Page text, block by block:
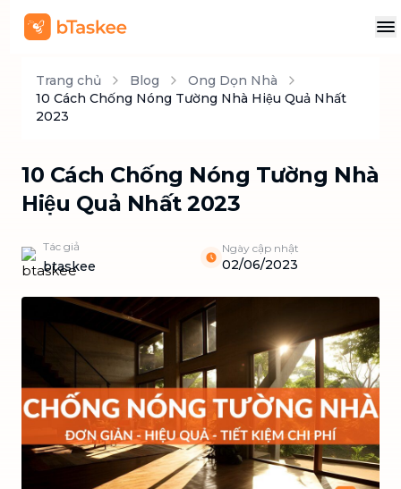
Trang chủ Blog
Ong Dọn Nhà
10 Cách Chống Nóng Tường Nhà Hiệu Quả Nhất
2023
10 Cách Chống Nóng Tường Nhà
Hiệu Quả Nhất 2023
Tác giả
btaskee
Ngày cập nhật
02/06/2023